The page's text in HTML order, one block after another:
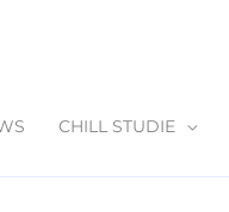
CHILL STUDIE